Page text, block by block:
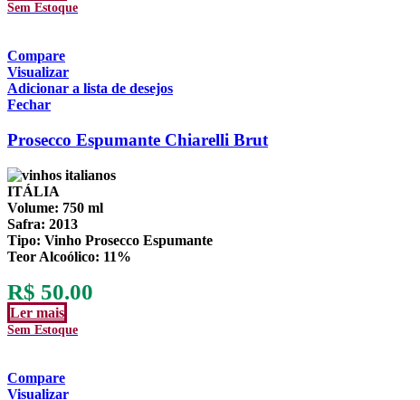
Sem Estoque
Compare
Visualizar
Adicionar a lista de desejos
Fechar
Prosecco Espumante Chiarelli Brut
ITÁLIA
Volume: 750 ml
Safra: 2013
Tipo: Vinho Prosecco Espumante
Teor Alcoólico: 11%
R$ 50.00
Ler mais
Sem Estoque
Compare
Visualizar